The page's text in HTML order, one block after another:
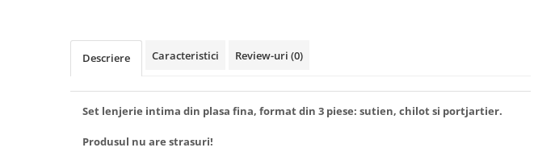
Descriere Caracteristici Review-uri (0)
Set lenjerie intima din plasa fina, format din 3 piese: sutien, chilot si portjartier.
Produsul nu are strasuri!